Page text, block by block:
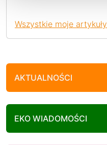
Wszystkie moje artykuły
AKTUALNOŚCI
EKO WIADOMOŚCI